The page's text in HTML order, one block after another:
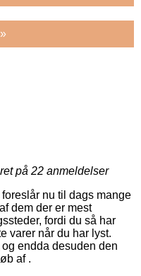
på 22 anmeldelser
nu til dags mange
dem der er mest
fordi du så har
varer når du har lyst.
endda desuden den
af .